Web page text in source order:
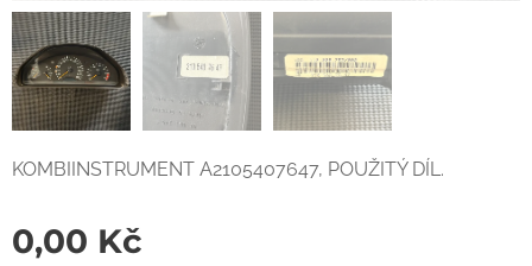
KOMBIINSTRUMENT A2105407647, POUŽITÝ DÍL.
0,00 Kč